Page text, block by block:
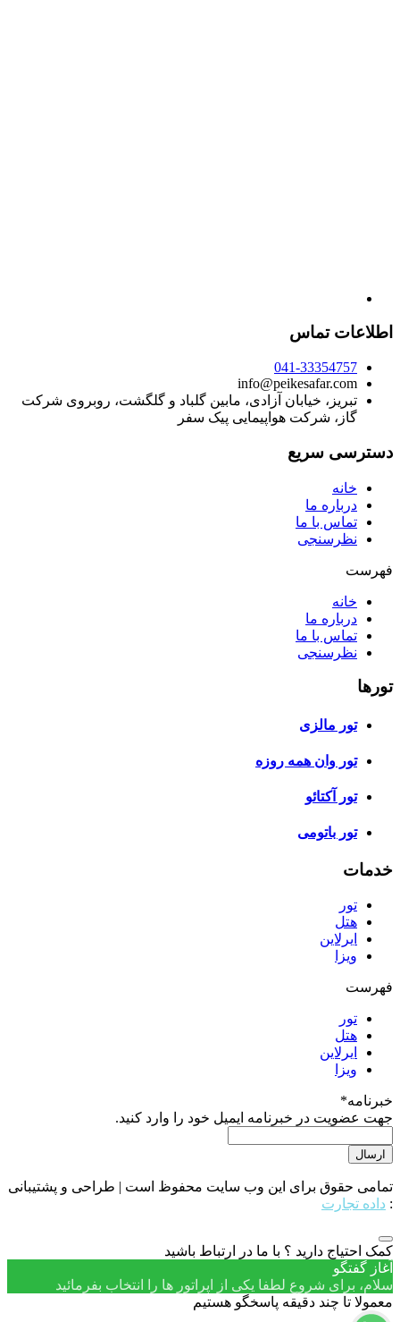
اطلاعات تماس
041-33354757
info@peikesafar.com
تبریز، خیابان آزادی، مابین گلباد و گلگشت، روبروی شرکت
گاز، شرکت هواپیمایی پیک سفر
دسترسی سریع
خانه
درباره ما
تماس با ما
نظرسنجی
فهرست
خانه
درباره ما
تماس با ما
نظرسنجی
تورها
تور مالزی
تور وان همه روزه
تور آکتائو
تور باتومی
خدمات
تور
هتل
ایرلاین
ویزا
فهرست
تور
هتل
ایرلاین
ویزا
خبرنامه*
جهت عضویت در خبرنامه ایمیل خود را وارد کنید.
تمامی حقوق برای این وب سایت محفوظ است | طراحی و پشتیبانی
: داده تجارت
کمک احتیاج دارید ؟ با ما در ارتباط باشید
آغاز گفتگو
سلام، برای شروع لطفا یکی از اپراتور ها را انتخاب بفرمائید
معمولا تا چند دقیقه پاسخگو هستیم